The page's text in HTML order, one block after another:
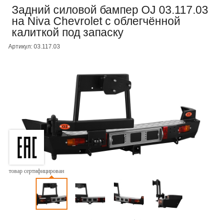
Задний силовой бампер OJ 03.117.03
на Niva Chevrolet с облегчённой
калиткой под запаску
Артикул: 03.117.03
товар сертифицирован